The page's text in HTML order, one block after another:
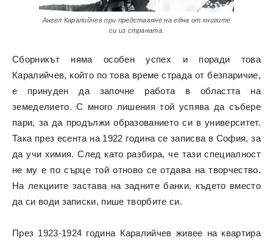
Ангел Каралийчев при представяне на една от книгите
си из страната.
Сборникът няма особен успех и поради това
Каралийчев, който по това време страда от безпаричие,
е принуден да започне работа в областта на
земеделието. С много лишения той успява да събере
пари, за да продължи образованието си в университет.
Така през есента на 1922 година се записва в София, за
да учи химия. След като разбира, че тази специалност
не му е по сърце той отново се отдава на творчество.
На лекциите застава на задните банки, където вместо
да си води записки, пише творбите си.
През 1923-1924 година Каралийчев живее на квартира